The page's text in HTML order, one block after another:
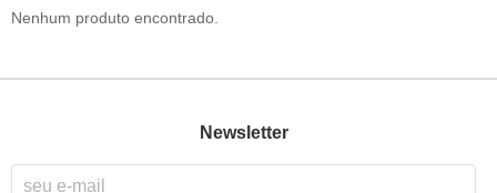
Nenhum produto encontrado.
Newsletter